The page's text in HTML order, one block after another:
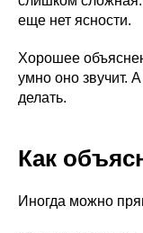
еще нет ясности.
Хорошее
умно оно звучит.
делать.
Как
Иногда можно
Наши